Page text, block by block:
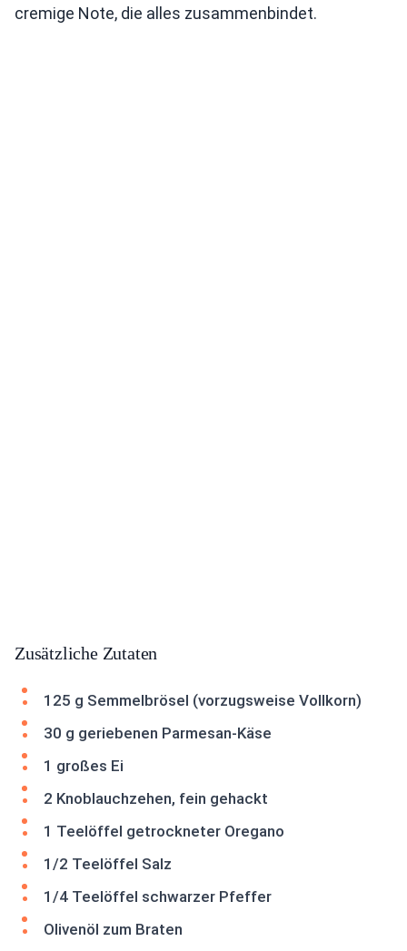
cremige Note, die alles zusammenbindet.
Zusätzliche Zutaten
125 g Semmelbrösel (vorzugsweise Vollkorn)
30 g geriebenen Parmesan-Käse
1 großes Ei
2 Knoblauchzehen, fein gehackt
1 Teelöffel getrockneter Oregano
1/2 Teelöffel Salz
1/4 Teelöffel schwarzer Pfeffer
Olivenöl zum Braten